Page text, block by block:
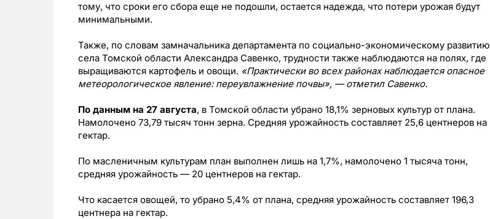
тому, что сроки его сбора еще не подошли, остается надежда, что потери урожая будут
минимальными.
Также, по словам замначальника департамента по социально-экономическому развитию
села Томской области Александра Савенко, трудности также наблюдаются на полях, где
выращиваются картофель и овощи. «Практически во всех районах наблюдается опасное
метеорологическое явление: переувлажнение почвы», — отметил Савенко.
По данным на 27 августа, в Томской области убрано 18,1% зерновых культур от плана.
Намолочено 73,79 тысяч тонн зерна. Средняя урожайность составляет 25,6 центнеров на
гектар.
По масленичным культурам план выполнен лишь на 1,7%, намолочено 1 тысяча тонн,
средняя урожайность — 20 центнеров на гектар.
Что касается овощей, то убрано 5,4% от плана, средняя урожайность составляет 196,3
центнера на гектар.